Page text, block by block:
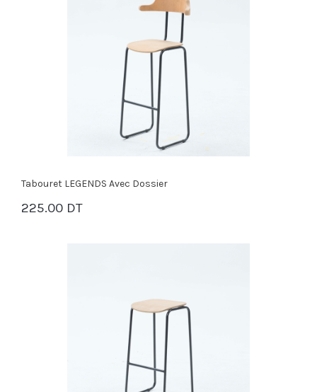
Tabouret LEGENDS Avec Dossier
225.00 DT
PANIER